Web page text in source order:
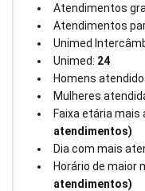
Atendimentos
Atendimentos
Unimed
Unimed: 24
Homens
Mulheres
Faixa etária mais
atendimentos)
Dia com mais
Horário de maior
atendimentos)